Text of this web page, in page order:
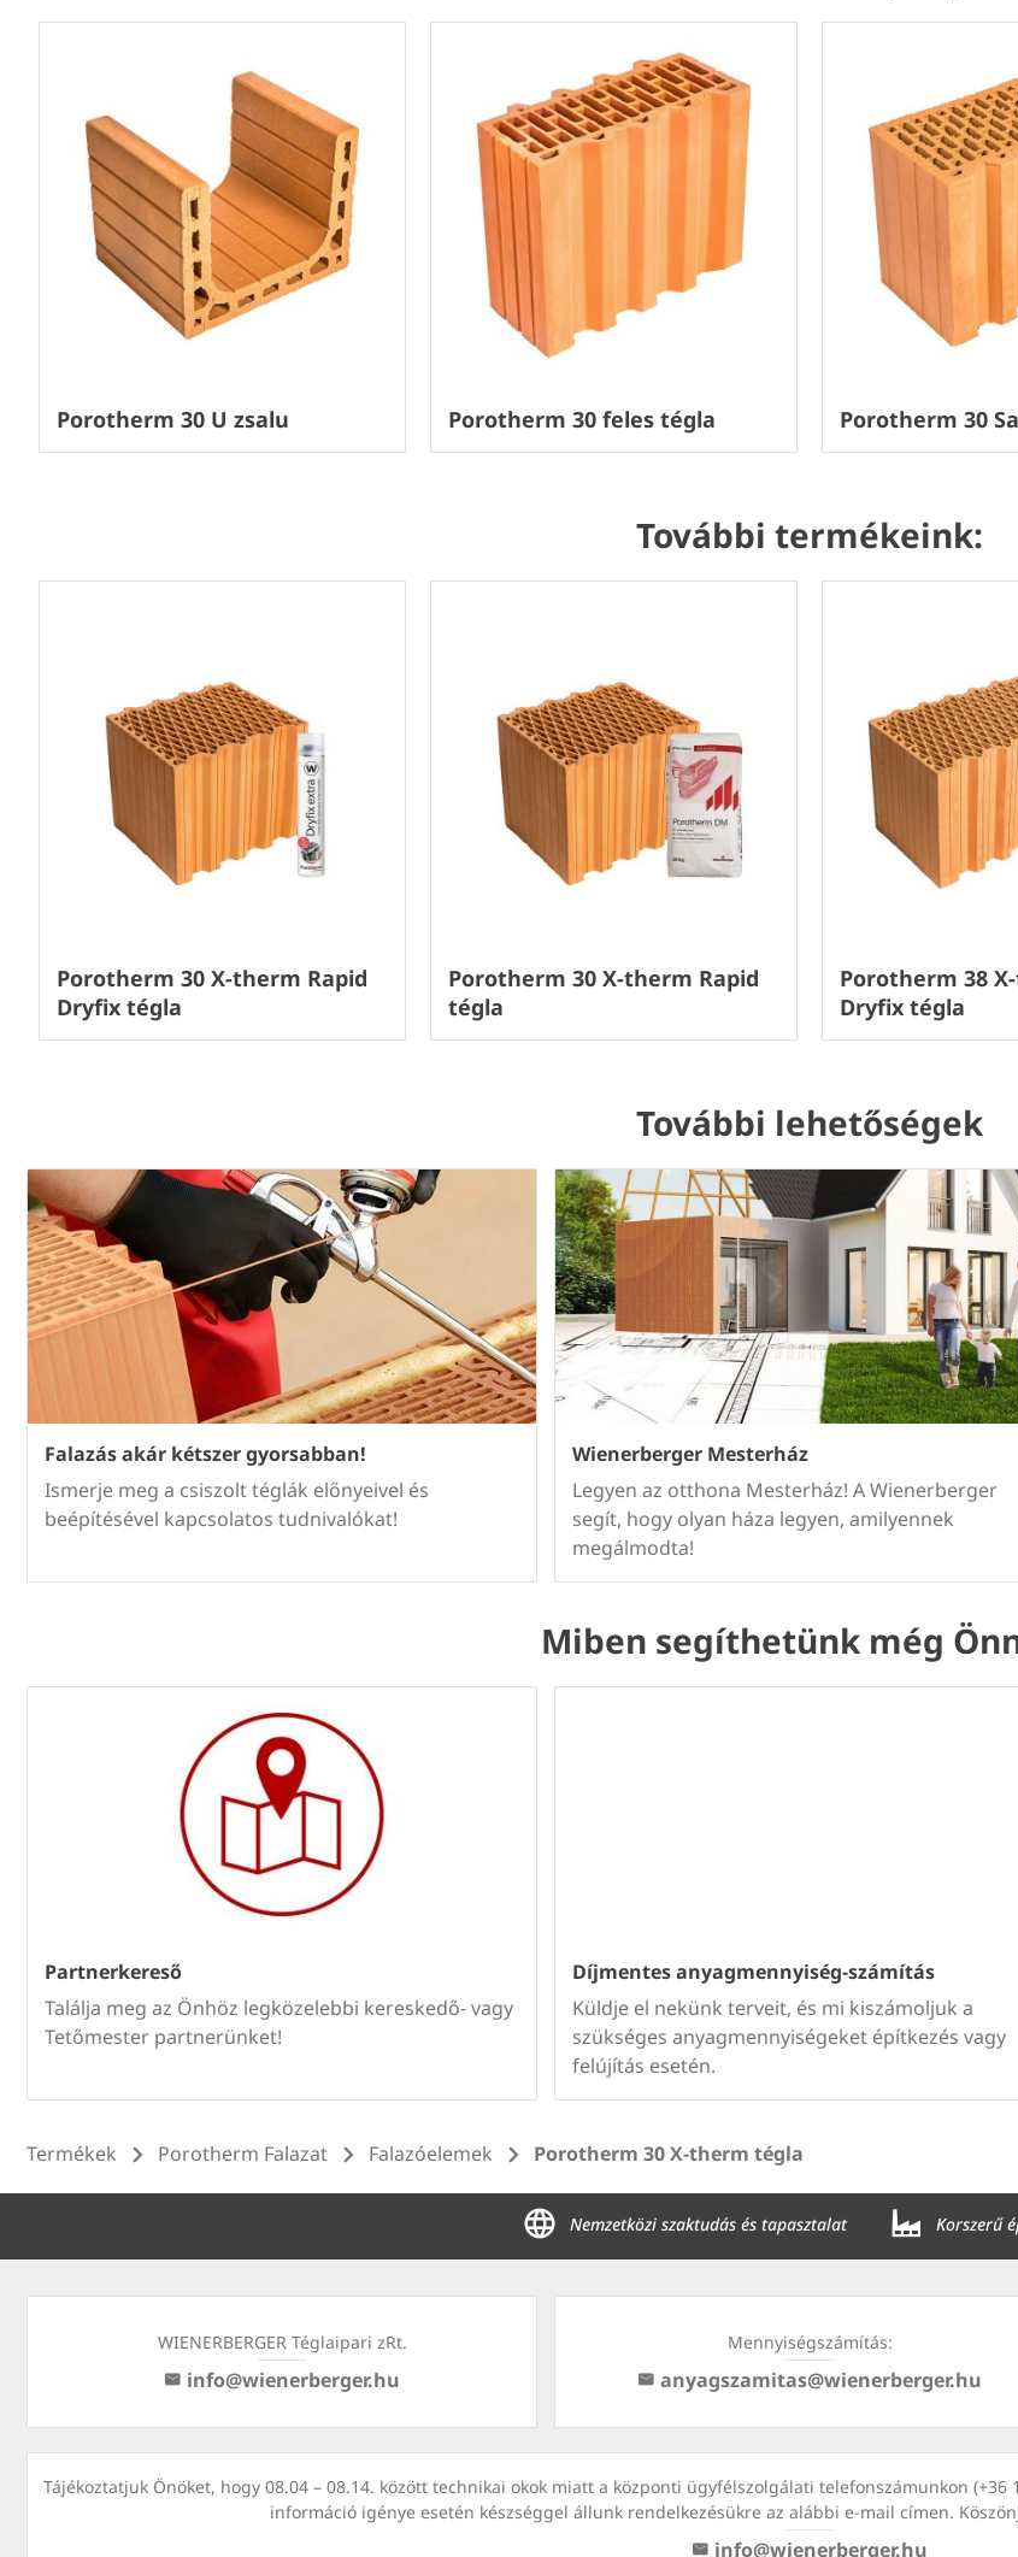
Porotherm 30 U zsalu Porotherm 30 feles tégla Porotherm 30
További termékeink:
Porotherm 30 X-therm Rapid
Dryfix tégla
Porotherm 30 X-therm Rapid
tégla
Porotherm 38
Dryfix tégla
Next
További lehetőségek
Falazás akár kétszer gyorsabban!
Ismerje meg a csiszolt téglák előnyeivel és
beépítésével kapcsolatos tudnivalókat!
Wienerberger Mesterház
Legyen az otthona Mesterház! A Wienerberger
segít, hogy olyan háza legyen, amilyennek
megálmodta!
Miben segíthetünk még
Partnerkereső
Találja meg az Önhöz legközelebbi kereskedő- vagy
Tetőmester partnerünket!
Díjmentes anyagmennyiség-számítás
Küldje el nekünk terveit, és mi kiszámoljuk a
szükséges anyagmennyiségeket építkezés vagy
felújítás esetén.
Termékek Porotherm Falazat Falazóelemek Porotherm 30 X-therm tégla
Nemzetközi szaktudás és tapasztalat Korszerű
WIENERBERGER Téglaipari zRt.
info@wienerberger.hu
Mennyiségszámítás:
anyagszamitas@wienerberger.hu
Tájékoztatjuk Önöket, hogy 08.04 – 08.14. között technikai okok miatt a központi ügyfélszolgálati telefonszámunkon
információ igénye esetén készséggel állunk rendelkezésükre az alábbi e-mail címen.
info@wienerberger.hu